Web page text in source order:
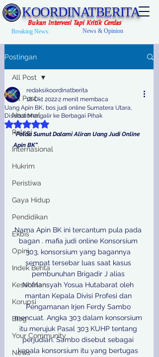
KOORDINATBERITA
Bukan Intervesi Tapi Kritik Cerdas
Breaking News: News & Opinion
Postingan
All Post
Nasional
Relegi
Internasional
Hukrim
Peristiwa
Gaya Hidup
Pendidikan
Ekbis
Opini
Indek Berita
Kesehatan
Korupsi
Blog
Your Community
News
All Post
Uang Apin BK, bos judi online Sumatera Utara,
Disebut Mengalir ke Berbagai Pihak
redaksikoordinatberita
18 Okt 20222 menit membaca
Dinilai NaN dari 5 bintang.
"Polda Sumut Dalami Aliran Uang Judi Online
Apin BK"
Nama Apin BK ini tercantum pula pada
bagan . mafia judi online Konsorsium
303, konsorsium yang bagannya
sempat tersebar luas saat kasus
pembunuhan Brigadir J alias
Nofriansyah Yosua Hutabarat oleh
mantan Kepala Divisi Profesi dan
Pengamanan Irjen Ferdy Sambo
mencuat. Angka 303 dalam konsorsium
itu merujuk Pasal 303 KUHP tentang
perjudian. Sambo disebut sebagai
kepala konsorsium itu yang bertugas